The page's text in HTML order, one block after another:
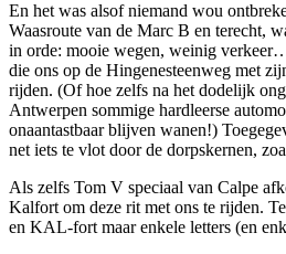
En het was alsof niemand wou
Waasroute van de Marc B en terecht,
in orde: mooie wegen, weinig
die ons op de Hingenesteenweg met
rijden. (Of hoe zelfs na het dodelijk
Antwerpen sommige hardleerse
onaantastbaar blijven wanen!)
net iets te vlot door de dorpskernen,
Als zelfs Tom V speciaal van Calpe
Kalfort om deze rit met ons te rijden.
en KAL-fort maar enkele letters (en